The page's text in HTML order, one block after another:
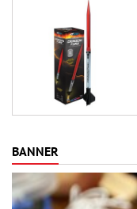
BANNER